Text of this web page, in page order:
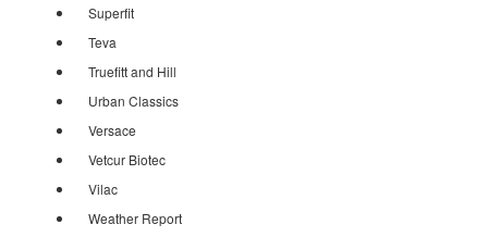
Superfit
Teva
Truefitt and Hill
Urban Classics
Versace
Vetcur Biotec
Vilac
Weather Report